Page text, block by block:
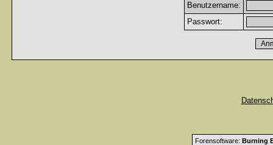
Benutzername:
Passwort:
Forensoftware: Burning